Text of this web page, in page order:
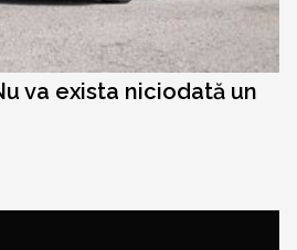
va exista niciodată un